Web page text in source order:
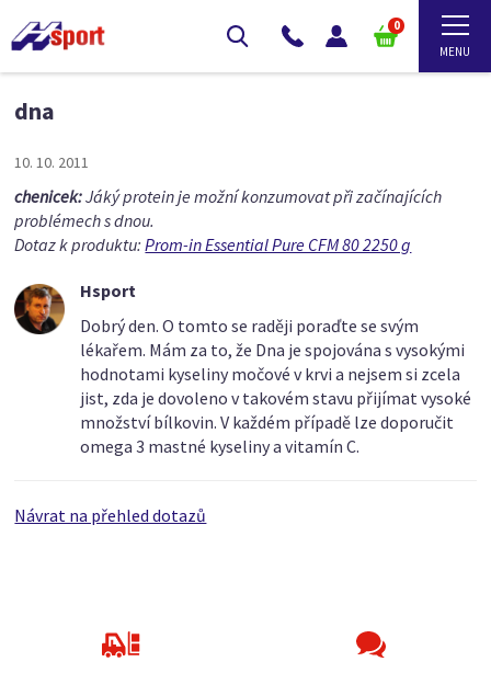
0
dna
10. 10. 2011
chenicek:Jáký protein je možní konzumovat při začínajících
problémech s dnou.
Dotaz k produktu:Prom-in Essential Pure CFM 80 2250 g
Hsport
Dobrý den. O tomto se raději poraďte se svým
lékařem. Mám za to, že Dna je spojována s vysokými
hodnotami kyseliny močové v krvi a nejsem si zcela
jist, zda je dovoleno v takovém stavu přijímat vysoké
množství bílkovin. V každém případě lze doporučit
omega 3 mastné kyseliny a vitamín C.
Návrat na přehled dotazů